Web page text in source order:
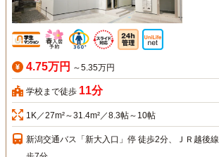
4.75万円 ～5.35万円
学校まで徒歩 11分
1K／27m²～31.4m²／8.3帖～10帖
新潟交通バス「新大入口」停 徒歩2分、ＪＲ越後